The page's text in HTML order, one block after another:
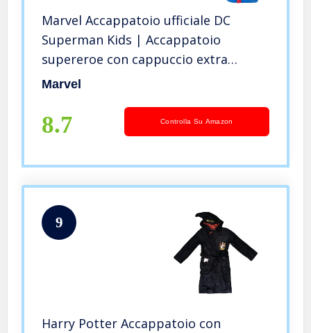
Marvel Accappatoio ufficiale DC
Superman Kids | Accappatoio
supereroe con cappuccio extra
morbido per bambini | Vestaglia 3D
Accappatoio
Marvel
8.7 Controlla Su Amazon
9
Harry Potter Accappatoio con